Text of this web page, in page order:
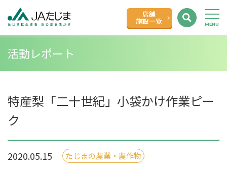
店舗
施設一覧
活動レポート
特産梨「二十世紀」小袋かけ作業ピー
ク
2020.05.15 たじまの農業・農作物